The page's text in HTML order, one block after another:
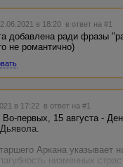
в 18:20 в ответ на #1
добавлена ради фразы
не романтично)
в 17:22 в ответ на #1
первых, 15 августа -
Аркана указывает
низменных